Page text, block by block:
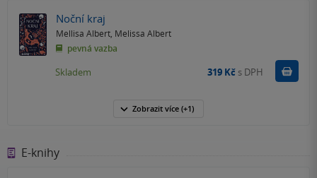
Noční kraj
Mellisa Albert Melissa Albert
pevná vazba
Skladem 319 Kč s DPH
Zobrazit více (+1)
E-knihy